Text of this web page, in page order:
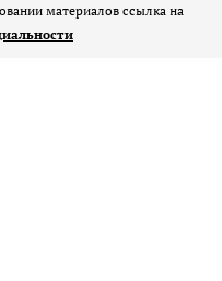
материалов ссылка на